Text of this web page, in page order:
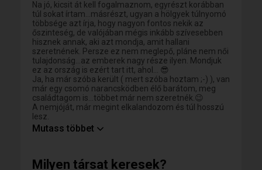
Na jó, kicsit át kell fogalmaznom, egyrészt korábban
túl sokat írtam...másrészt, ugyan a hölgyek túlnyomó
többsége azt írja, hogy nagyon fontos nekik az
őszinteség, de valójában mégis inkább szívesebben
hisznek annak, aki azt mondja, amit hallani
szeretnének. Persze ez nem meglepő, pláne nem női
tulajdonság...az emberek nagy része ilyen. Mondjuk
ez az ország is ezért tart itt, ahol... 😎
Ja, ha már szóba került ( mert szóba hoztam ;-) ), van
már egy csomó narancsködben élő barátom, meg
családtagom is...többet már nem szeretnék.😉
A nemjóját, már megint elkalandozom és túl hosszú
lesz.
Szóval a lényegre térve: a nyüzsgés és tömeg
szeretek utazni és kirándulni, de nincs kényszerem
Mutass többet
Milyen társat keresek?